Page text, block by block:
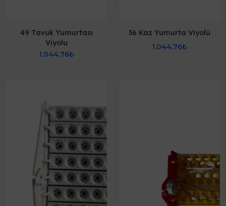
49 Tavuk Yumurtası
Viyolu
1.044,76₺
36 Kaz Yumurta Viyolü
1.044,76₺